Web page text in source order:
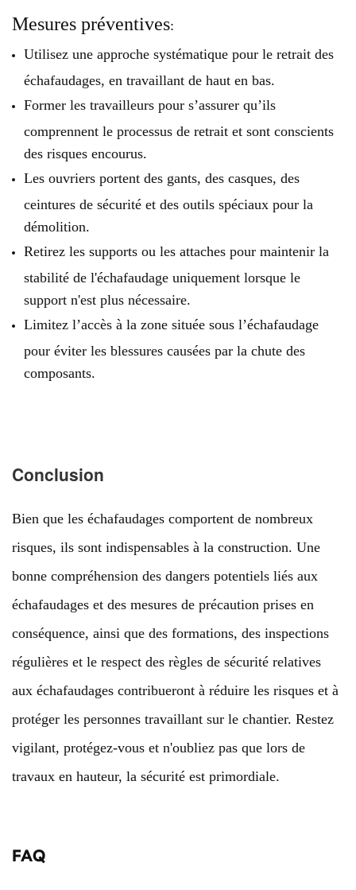
Mesures préventives:
Utilisez une approche systématique pour le retrait des
échafaudages, en travaillant de haut en bas.
Former les travailleurs pour s’assurer qu’ils
comprennent le processus de retrait et sont conscients
des risques encourus.
Les ouvriers portent des gants, des casques, des
ceintures de sécurité et des outils spéciaux pour la
démolition.
Retirez les supports ou les attaches pour maintenir la
stabilité de l'échafaudage uniquement lorsque le
support n'est plus nécessaire.
Limitez l’accès à la zone située sous l’échafaudage
pour éviter les blessures causées par la chute des
composants.
Conclusion
Bien que les échafaudages comportent de nombreux
risques, ils sont indispensables à la construction. Une
bonne compréhension des dangers potentiels liés aux
échafaudages et des mesures de précaution prises en
conséquence, ainsi que des formations, des inspections
régulières et le respect des règles de sécurité relatives
aux échafaudages contribueront à réduire les risques et à
protéger les personnes travaillant sur le chantier. Restez
vigilant, protégez-vous et n'oubliez pas que lors de
travaux en hauteur, la sécurité est primordiale.
FAQ